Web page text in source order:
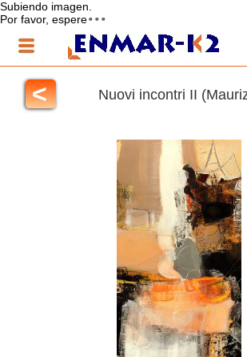
Subiendo imagen.
Por favor, espere
< Nuovi incontri II